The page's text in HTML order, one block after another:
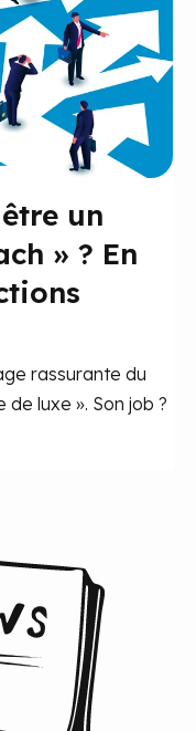
un
» ? En
rassurante du
luxe ». Son job ?